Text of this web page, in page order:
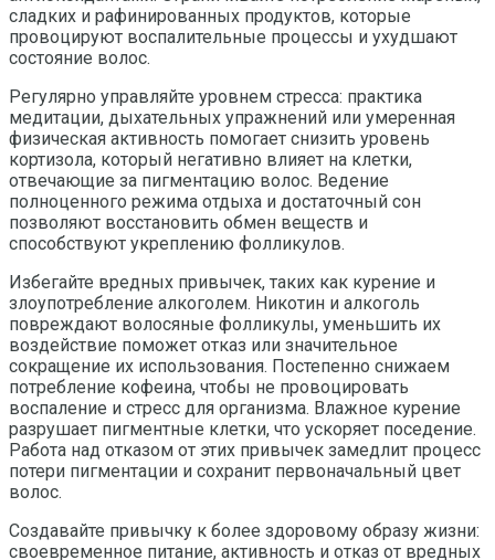
сладких и рафинированных продуктов, которые
провоцируют воспалительные процессы и ухудшают
состояние волос.
Регулярно управляйте уровнем стресса: практика
медитации, дыхательных упражнений или умеренная
физическая активность помогает снизить уровень
кортизола, который негативно влияет на клетки,
отвечающие за пигментацию волос. Ведение
полноценного режима отдыха и достаточный сон
позволяют восстановить обмен веществ и
способствуют укреплению фолликулов.
Избегайте вредных привычек, таких как курение и
злоупотребление алкоголем. Никотин и алкоголь
повреждают волосяные фолликулы, уменьшить их
воздействие поможет отказ или значительное
сокращение их использования. Постепенно снижаем
потребление кофеина, чтобы не провоцировать
воспаление и стресс для организма. Влажное курение
разрушает пигментные клетки, что ускоряет поседение.
Работа над отказом от этих привычек замедлит процесс
потери пигментации и сохранит первоначальный цвет
волос.
Создавайте привычку к более здоровому образу жизни:
своевременное питание, активность и отказ от вредных